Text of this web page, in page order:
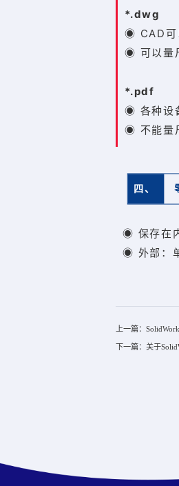
*.dwg
◉ CAD可
◉ 可以量
*.pdf
◉ 各种设
◉ 不能量
四、
◉ 保存在
◉ 外部：
上一篇：
下一篇：关于